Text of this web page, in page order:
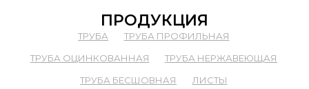
ПРОДУКЦИЯ
ТРУБА
ТРУБА ПРОФИЛЬНАЯ
ТРУБА ОЦИНКОВАННАЯ
ТРУБА НЕРЖАВЕЮЩАЯ
ТРУБА БЕСШОВНАЯ
ЛИСТЫ